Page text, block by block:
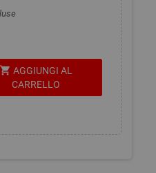
shopping_cart AGGIUNGI AL
CARRELLO